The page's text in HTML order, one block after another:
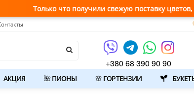
что получили свежую поставку цветов, заказывайте
+380 68 390 90 90
АКЦИЯ 🌺 ПИОНЫ 🌸 ГОРТЕНЗИИ